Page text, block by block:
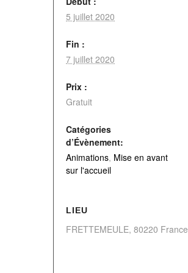
5 juillet 2020
Fin :
7 juillet 2020
Prix :
Gratuit
Catégories
d’Évènement:
Animations, Mise en avant
sur l'accueil
LIEU
FRETTEMEULE, 80220 France